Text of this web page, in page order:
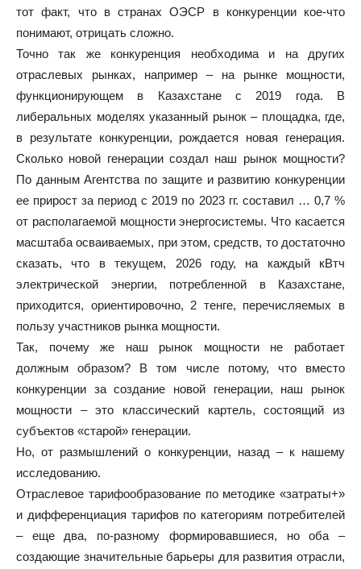
тот факт, что в странах ОЭСР в конкуренции кое-что
понимают, отрицать сложно.
Точно так же конкуренция необходима и на других
отраслевых рынках, например – на рынке мощности,
функционирующем в Казахстане с 2019 года. В
либеральных моделях указанный рынок – площадка, где,
в результате конкуренции, рождается новая генерация.
Сколько новой генерации создал наш рынок мощности?
По данным Агентства по защите и развитию конкуренции
ее прирост за период с 2019 по 2023 гг. составил … 0,7 %
от располагаемой мощности энергосистемы. Что касается
масштаба осваиваемых, при этом, средств, то достаточно
сказать, что в текущем, 2026 году, на каждый кВтч
электрической энергии, потребленной в Казахстане,
приходится, ориентировочно, 2 тенге, перечисляемых в
пользу участников рынка мощности.
Так, почему же наш рынок мощности не работает
должным образом? В том числе потому, что вместо
конкуренции за создание новой генерации, наш рынок
мощности – это классический картель, состоящий из
субъектов «старой» генерации.
Но, от размышлений о конкуренции, назад – к нашему
исследованию.
Отраслевое тарифообразование по методике «затраты+»
и дифференциация тарифов по категориям потребителей
– еще два, по-разному формировавшиеся, но оба –
создающие значительные барьеры для развития отрасли,